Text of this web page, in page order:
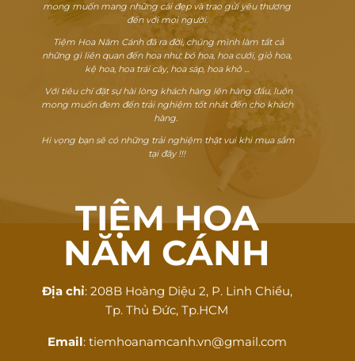
mong muốn mang những cái đẹp và trao gửi yêu thương
đến với mọi người.
Tiệm Hoa Năm Cánh đã ra đời, chúng mình làm tất cả
những gì liên quan đến hoa như: bó hoa, hoa cưới, giỏ hoa,
kệ hoa, hoa trái cây, hoa sáp, hoa khô ...
Với tiêu chí đặt sự hài lòng khách hàng lên hàng đầu, luôn
mong muốn đem đến trải nghiệm tốt nhất đến cho khách
hàng.
Hi vọng bạn sẽ có những trải nghiệm thật vui khi mua sắm
tại đây !!!
TIỆM HOA
NĂM CÁNH
Địa chỉ: 208B Hoàng Diệu 2, P. Linh Chiểu,
Tp. Thủ Đức, Tp.HCM
Email: tiemhoanamcanh.vn@gmail.com